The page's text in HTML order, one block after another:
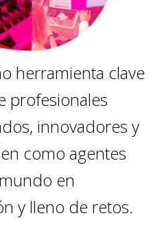
herramienta clave
profesionales
innovadores y
como agentes
en
y lleno de retos.